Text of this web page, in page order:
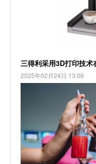
三得利采用3D打印技术
2025年02月24日 13:06